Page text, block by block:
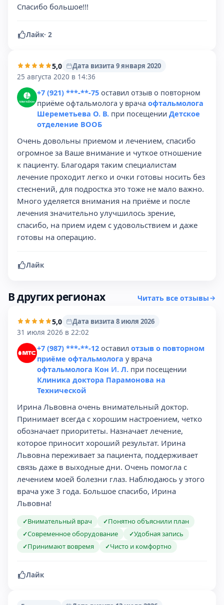
Спасибо большое!!!
Лайк· 2
5,0
Дата визита 9 января 2020
25 августа 2020 в 14:36
+7 (921) ***-**-75 оставил отзыв о повторном
приёме офтальмолога у врача офтальмолога
Шереметьева О. В. при посещении Детское
отделение ВООБ
Очень довольны приемом и лечением, спасибо
огромное за Ваше внимание и чуткое отношение
к пациенту. Благодаря таким специалистам
лечение проходит легко и очки готовы носить без
стеснений, для подростка это тоже не мало важно.
Много уделяется внимания на приёме и после
лечения значительно улучшилось зрение,
спасибо, на прием идем с удовольствием и даже
готовы на операцию.
Лайк
В других регионах Читать все отзывы
5,0
Дата визита 8 июля 2026
31 июля 2026 в 22:02
+7 (987) ***-**-12 оставил отзыв о повторном
приёме офтальмолога у врача
офтальмолога Кон И. Л. при посещении
Клиника доктора Парамонова на
Технической
Ирина Львовна очень внимательный доктор.
Принимает всегда с хорошим настроением, четко
обозначает приоритеты. Назначает лечение,
которое приносит хороший результат. Ирина
Львовна переживает за пациента, поддерживает
связь даже в выходные дни. Очень помогла с
лечением моей болезни глаз. Наблюдаюсь у этого
врача уже 3 года. Большое спасибо, Ирина
Львовна!
✓Внимательный врач ✓Понятно объяснили план
✓Современное оборудование ✓Удобная запись
✓Принимают вовремя ✓Чисто и комфортно
Лайк